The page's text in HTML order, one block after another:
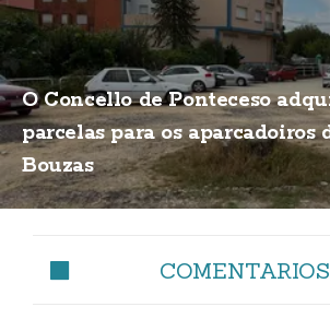
O Concello de Ponteceso
parcelas para os aparcadoiros
Bouzas
COMENTARIOS